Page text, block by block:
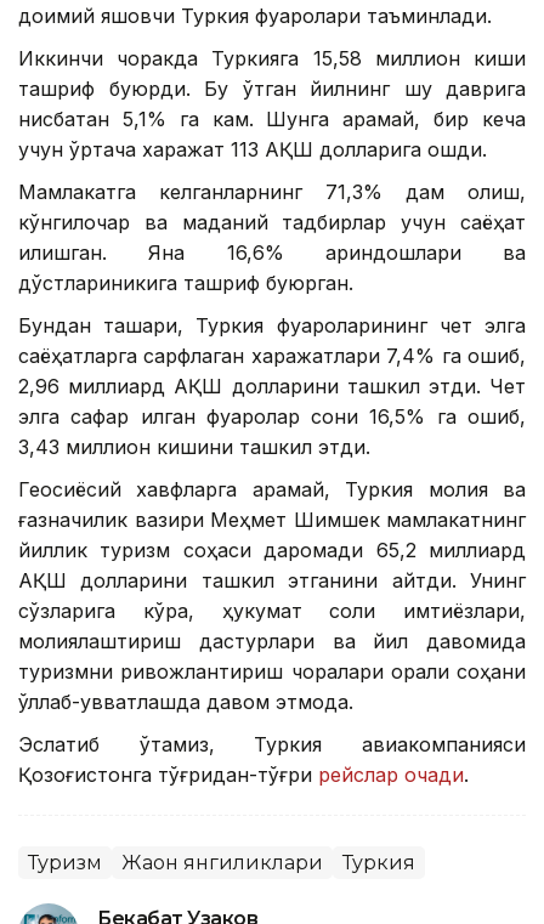
доимий яшовчи Туркия фуқаролари таъминлади.
Иккинчи чоракда Туркияга 15,58 миллион киши
ташриф буюрди. Бу ўтган йилнинг шу даврига
нисбатан 5,1% га кам. Шунга қарамай, бир кеча
учун ўртача харажат 113 АҚШ долларига ошди.
Мамлакатга келганларнинг 71,3% дам олиш,
кўнгилочар ва маданий тадбирлар учун саёҳат
қилишган. Яна 16,6% қариндошлари ва
дўстлариникига ташриф буюрган.
Бундан ташқари, Туркия фуқароларининг чет элга
саёҳатларга сарфлаган харажатлари 7,4% га ошиб,
2,96 миллиард АҚШ долларини ташкил этди. Чет
элга сафар қилган фуқаролар сони 16,5% га ошиб,
3,43 миллион кишини ташкил этди.
Геосиёсий хавфларга қарамай, Туркия молия ва
ғазначилик вазири Меҳмет Шимшек мамлакатнинг
йиллик туризм соҳаси даромади 65,2 миллиард
АҚШ долларини ташкил этганини айтди. Унинг
сўзларига кўра, ҳукумат солиқ имтиёзлари,
молиялаштириш дастурлари ва йил давомида
туризмни ривожлантириш чоралари орқали соҳани
қўллаб-қувватлашда давом этмоқда.
Эслатиб ўтамиз, Туркия авиакомпанияси
Қозоғистонга тўғридан-тўғри рейслар очади.
Туризм Жаҳон янгиликлари Туркия
Бекабат Узаков